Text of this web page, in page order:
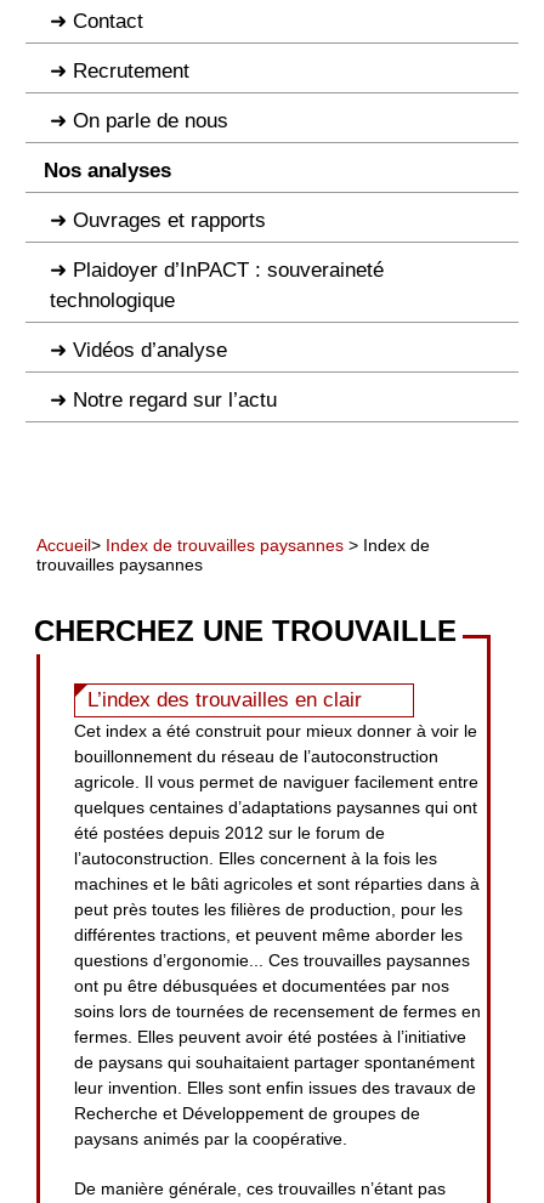
Contact
Recrutement
On parle de nous
Nos analyses
Ouvrages et rapports
Plaidoyer d’InPACT : souveraineté
technologique
Vidéos d’analyse
Notre regard sur l’actu
Accueil> Index de trouvailles paysannes > Index de
trouvailles paysannes
CHERCHEZ UNE TROUVAILLE
L’index des trouvailles en clair
Cet index a été construit pour mieux donner à voir le
bouillonnement du réseau de l’autoconstruction
agricole. Il vous permet de naviguer facilement entre
quelques centaines d’adaptations paysannes qui ont
été postées depuis 2012 sur le forum de
l’autoconstruction. Elles concernent à la fois les
machines et le bâti agricoles et sont réparties dans à
peut près toutes les filières de production, pour les
différentes tractions, et peuvent même aborder les
questions d’ergonomie... Ces trouvailles paysannes
ont pu être débusquées et documentées par nos
soins lors de tournées de recensement de fermes en
fermes. Elles peuvent avoir été postées à l’initiative
de paysans qui souhaitaient partager spontanément
leur invention. Elles sont enfin issues des travaux de
Recherche et Développement de groupes de
paysans animés par la coopérative.
De manière générale, ces trouvailles n’étant pas